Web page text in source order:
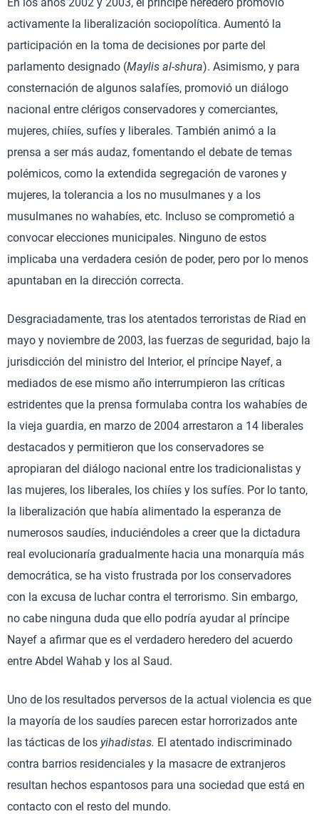
activamente la liberalización sociopolítica. Aumentó la
participación en la toma de decisiones por parte del
parlamento designado (Maylis al-shura). Asimismo, y para
consternación de algunos salafíes, promovió un diálogo
nacional entre clérigos conservadores y comerciantes,
mujeres, chiíes, sufíes y liberales. También animó a la
prensa a ser más audaz, fomentando el debate de temas
polémicos, como la extendida segregación de varones y
mujeres, la tolerancia a los no musulmanes y a los
musulmanes no wahabíes, etc. Incluso se comprometió a
convocar elecciones municipales. Ninguno de estos
implicaba una verdadera cesión de poder, pero por lo menos
apuntaban en la dirección correcta.
Desgraciadamente, tras los atentados terroristas de Riad en
mayo y noviembre de 2003, las fuerzas de seguridad, bajo la
jurisdicción del ministro del Interior, el príncipe Nayef, a
mediados de ese mismo año interrumpieron las críticas
estridentes que la prensa formulaba contra los wahabíes de
la vieja guardia, en marzo de 2004 arrestaron a 14 liberales
destacados y permitieron que los conservadores se
apropiaran del diálogo nacional entre los tradicionalistas y
las mujeres, los liberales, los chiíes y los sufíes. Por lo tanto,
la liberalización que había alimentado la esperanza de
numerosos saudíes, induciéndoles a creer que la dictadura
real evolucionaría gradualmente hacia una monarquía más
democrática, se ha visto frustrada por los conservadores
con la excusa de luchar contra el terrorismo. Sin embargo,
no cabe ninguna duda que ello podría ayudar al príncipe
Nayef a afirmar que es el verdadero heredero del acuerdo
entre Abdel Wahab y los al Saud.
Uno de los resultados perversos de la actual violencia es que
la mayoría de los saudíes parecen estar horrorizados ante
las tácticas de los yihadistas. El atentado indiscriminado
contra barrios residenciales y la masacre de extranjeros
resultan hechos espantosos para una sociedad que está en
contacto con el resto del mundo.